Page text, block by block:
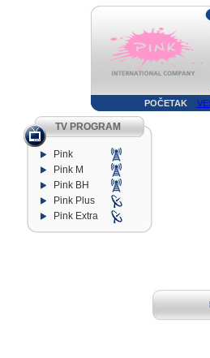
POČETAK
TV PROGRAM
Pink
Pink M
Pink BH
Pink Plus
Pink Extra